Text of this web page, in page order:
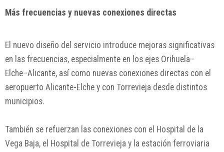
Más frecuencias y nuevas conexiones directas
El nuevo diseño del servicio introduce mejoras significativas
en las frecuencias, especialmente en los ejes Orihuela–
Elche–Alicante, así como nuevas conexiones directas con el
aeropuerto Alicante-Elche y con Torrevieja desde distintos
municipios.
También se refuerzan las conexiones con el Hospital de la
Vega Baja, el Hospital de Torrevieja y la estación ferroviaria